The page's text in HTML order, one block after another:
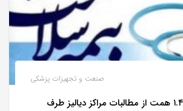
صنعت و تجهیزات پزشکی
پرداخت بیش از ۱.۴ همت از مطالبات مراکز دیالیز طرف